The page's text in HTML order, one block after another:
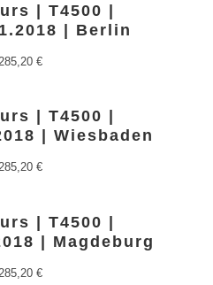
| T4500 |
| Berlin
€
| T4500 |
| Wiesbaden
€
| T4500 |
| Magdeburg
€